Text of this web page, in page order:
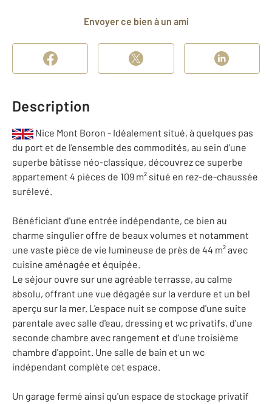
Envoyer ce bien à un ami
Description
Nice Mont Boron - Idéalement situé, à quelques pas
du port et de l'ensemble des commodités, au sein d'une
superbe bâtisse néo-classique, découvrez ce superbe
appartement 4 pièces de 109 m² situé en rez-de-chaussée
surélevé.
Bénéficiant d'une entrée indépendante, ce bien au
charme singulier offre de beaux volumes et notamment
une vaste pièce de vie lumineuse de près de 44 m² avec
cuisine aménagée et équipée.
Le séjour ouvre sur une agréable terrasse, au calme
absolu, offrant une vue dégagée sur la verdure et un bel
aperçu sur la mer. L'espace nuit se compose d'une suite
parentale avec salle d'eau, dressing et wc privatifs, d'une
seconde chambre avec rangement et d'une troisième
chambre d'appoint. Une salle de bain et un wc
indépendant complète cet espace.
Un garage fermé ainsi qu'un espace de stockage privatif